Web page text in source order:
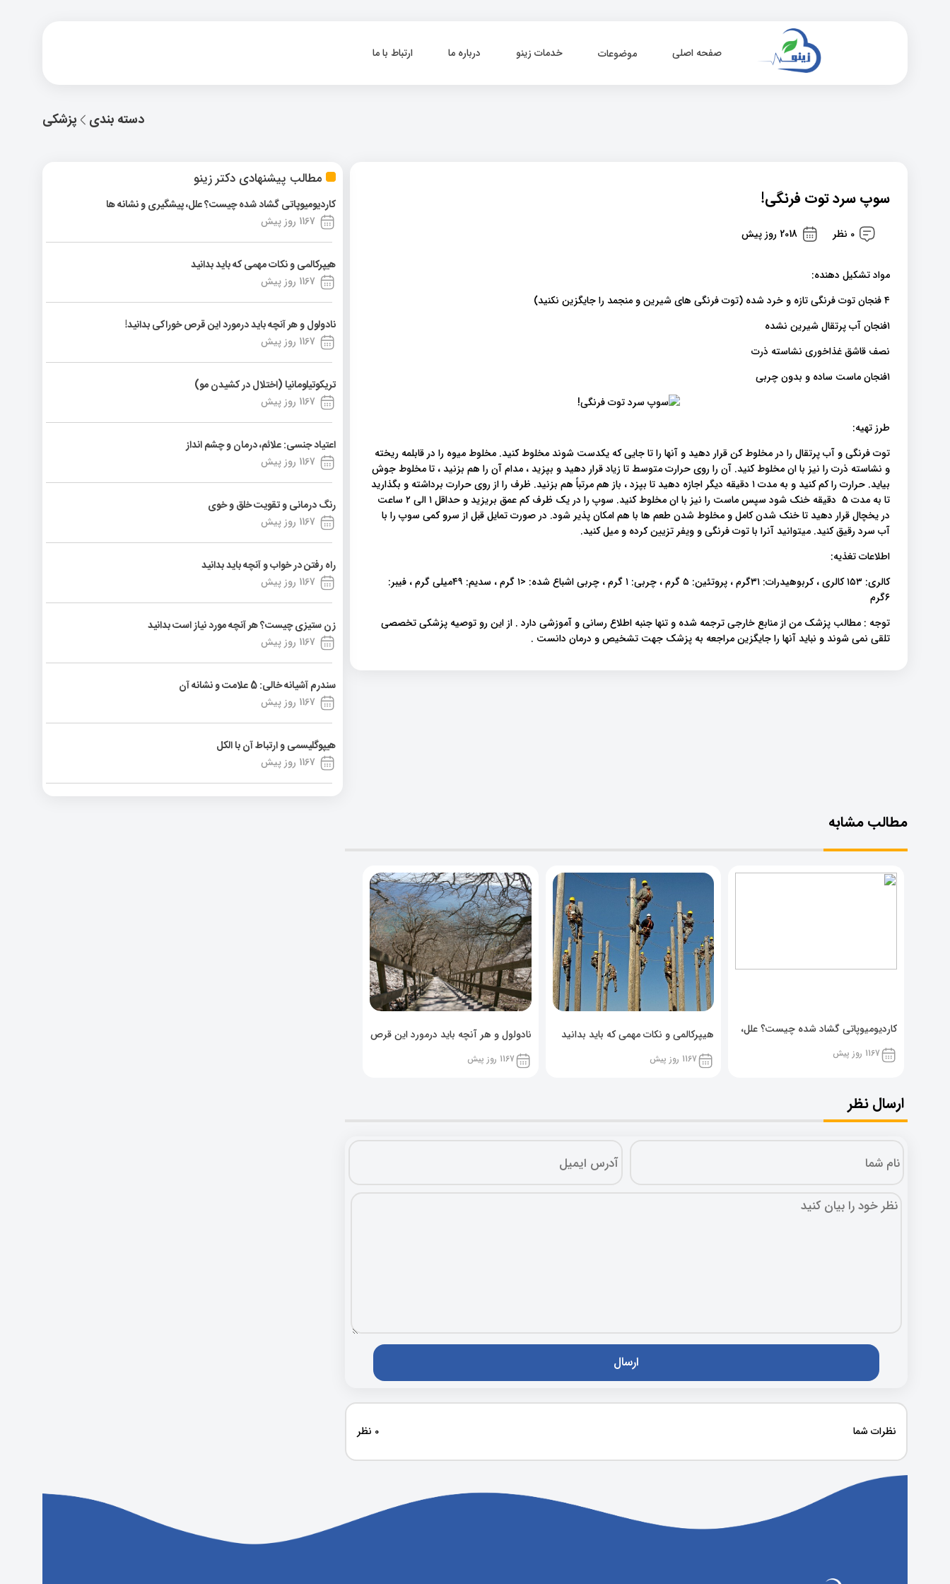
صفحه اصلی موضوعات خدمات زینو درباره ما ارتباط با ما
پزشکی دسته بندی
مطالب پیشنهادی دکتر زینو
کاردیومیوپاتی گشاد شده چیست؟ علل، پیشگیری و نشانه ها
1167 روز پیش
هیپرکالمی و نکات مهمی که باید بدانید
1167 روز پیش
نادولول و هر آنچه باید درمورد این قرص خوراکی بدانید!
1167 روز پیش
تریکوتیلومانیا (اختلال در کشیدن مو)
1167 روز پیش
اعتیاد جنسی: علائم، درمان و چشم انداز
1167 روز پیش
رنگ درمانی و تقویت خلق و خوی
1167 روز پیش
راه رفتن در خواب و آنچه باید بدانید
1167 روز پیش
زن ستیزی چیست؟ هر آنچه مورد نیاز است بدانید
1167 روز پیش
سندرم آشیانه خالی: 5 علامت و نشانه آن
1167 روز پیش
هیپوگلیسمی و ارتباط آن با الکل
1167 روز پیش
سوپ سرد توت فرنگی!
0 نظر 2018 روز پیش
مواد تشکیل دهنده:
۴ فنجان توت فرنگی تازه و خرد شده (توت فرنگی های شیرین و منجمد را جایگزین نکنید)
۱فنجان آب پرتقال شیرین نشده
نصف قاشق غذاخوری نشاسته ذرت
۱فنجان ماست ساده و بدون چربی
طرز تهیه:
توت فرنگی و آب پرتقال را در مخلوط کن قرار دهید و آنها را تا جایی که یکدست شوند مخلوط کنید. مخلوط میوه را در قابلمه ریخته
و نشاسته ذرت را نیز با ان مخلوط کنید. آن را روی حرارت متوسط ​​تا زیاد قرار دهید و بپزید ، مدام آن را هم بزنید ، تا مخلوط جوش
بیاید. حرارت را کم کنید و به مدت ۱ دقیقه دیگر اجازه دهید تا بپزد ، باز هم مرتباً هم بزنید. ظرف را از روی حرارت برداشته و بگذارید
تا به مدت ۵ دقیقه خنک شود سپس ماست را نیز با ان مخلوط کنید. سوپ را در یک ظرف کم عمق بریزید و حداقل ۱ الی ۲ ساعت
در یخچال قرار دهید تا خنک شدن کامل و مخلوط شدن طعم ها با هم امکان پذیر شود. در صورت تمایل قبل از سرو کمی سوپ را با
آب سرد رقیق کنید. میتوانید آنرا با توت فرنگی و ویفر تزیین کرده و میل کنید.
اطلاعات تغذیه:
کالری: ۱۵۳ کالری ، کربوهیدرات: ۳۱گرم ، پروتئین: ۵ گرم ، چربی: ۱ گرم ، چربی اشباع شده: <۱ گرم ، سدیم: ۴۹میلی گرم ، فیبر:
۶گرم
توجه : مطالب پزشک من از منابع خارجی ترجمه شده و تنها جنبه اطلاع رسانی و آموزشی دارد . از این رو توصیه پزشکی تخصصی
تلقی نمی شوند و نباید آنها را جایگزین مراجعه به پزشک جهت تشخیص و درمان دانست .
مطالب مشابه
کاردیومیوپاتی گشاد شده چیست؟ علل،
پیشگیری و نشانه ها
1167 روز پیش
هیپرکالمی و نکات مهمی که باید بدانید
1167 روز پیش
نادولول و هر آنچه باید درمورد این قرص
خوراکی بدانید!
1167 روز پیش
ارسال نظر
نظرات شما 0 نظر